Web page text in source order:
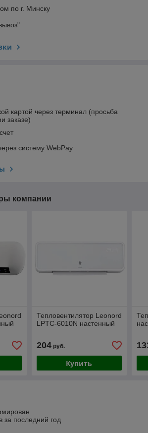
по г. Минску
картой через терминал (просьба
заказе)
систему WebPay
компании
Тепловентилятор Leonord
LPTC-6010N настенный
204руб.
Купить
за последний год